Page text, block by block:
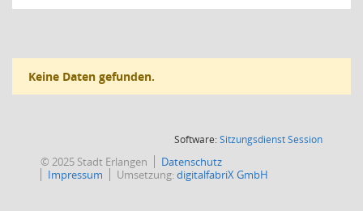
Keine Daten gefunden.
Software:SitzungsdienstSession(Wird in
© 2025 Stadt Erlangen
Datenschutz
Impressum
Umsetzung:digitalfabriX GmbH